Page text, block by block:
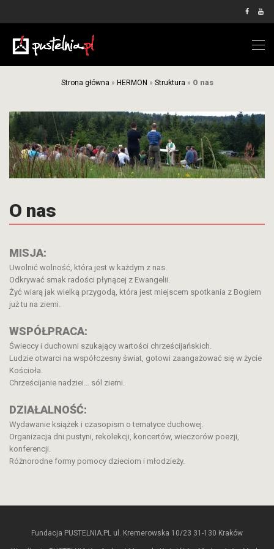
Strona główna » HERMON » Struktura » O nas
O nas
MISJA:
Uwolnić wolność, która jest w każdym z nas.
Odkrywać smak radości płynącej z Ewangelii.
Żyć wiarą jak wielką przygodą, która jest miejscem spotkania z Bogiem
już tu na ziemi.
WSPÓŁPRACA:
Świeccy i duchowni szukający wartości chrześcijańskich.
Ludzie otwarci na współczesny świat, gotowi zaangażować się w życie
Kościoła.
Chrześcijanie nadziei… sól ziemi.
DZIAŁALNOŚĆ:
Wydawanie książek i czasopism o tematyce duchowej.
Organizacja dni pustyni, rekolekcji, koncertów, wieczorów poezji,
konferencji.
Różnorodne formy pomocy dzieciom i młodzieży.
Fundacja PUSTELNIA.PL ul. Kremerowska 10/23 31-130 Kraków